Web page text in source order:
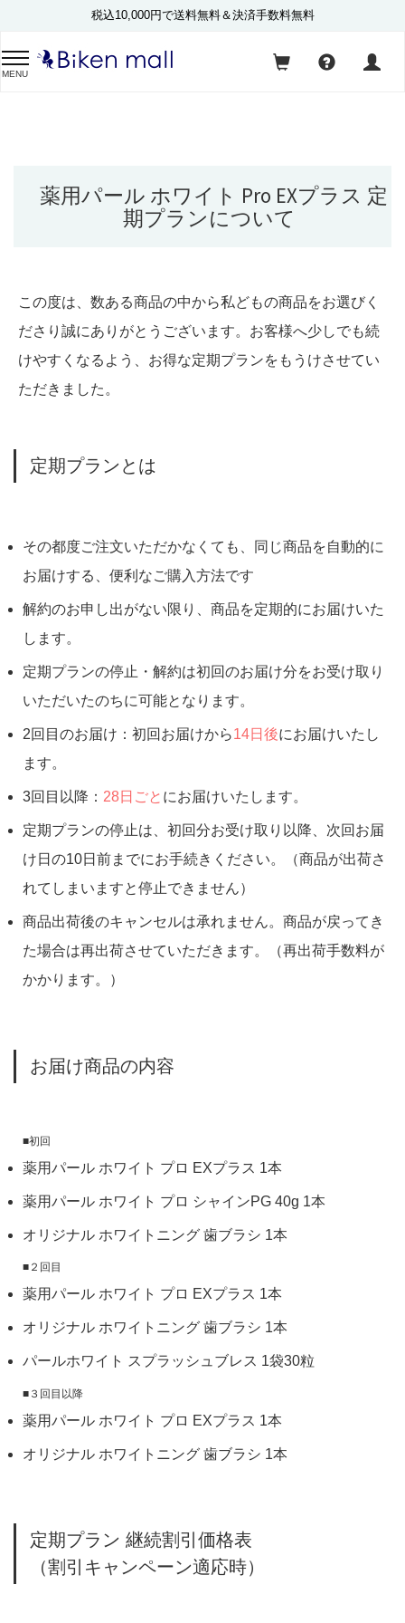
税込10,000円で送料無料＆決済手数料無料
MENU
薬用パール ホワイト Pro EXプラス 定
期プランについて
この度は、数ある商品の中から私どもの商品をお選びく
ださり誠にありがとうございます。お客様へ少しでも続
けやすくなるよう、お得な定期プランをもうけさせてい
ただきました。
定期プランとは
その都度ご注文いただかなくても、同じ商品を自動的に
お届けする、便利なご購入方法です
解約のお申し出がない限り、商品を定期的にお届けいた
します。
定期プランの停止・解約は初回のお届け分をお受け取り
いただいたのちに可能となります。
2回目のお届け：初回お届けから14日後にお届けいたし
ます。
3回目以降： 28日ごと にお届けいたします。
定期プランの停止は、初回分お受け取り以降、次回お届
け日の10日前までにお手続きください。（商品が出荷さ
れてしまいますと停止できません）
商品出荷後のキャンセルは承れません。商品が戻ってき
た場合は再出荷させていただきます。（再出荷手数料が
かかります。）
お届け商品の内容
■初回
薬用パール ホワイト プロ EXプラス 1本
薬用パール ホワイト プロ シャインPG 40g 1本
オリジナル ホワイトニング 歯ブラシ 1本
■２回目
薬用パール ホワイト プロ EXプラス 1本
オリジナル ホワイトニング 歯ブラシ 1本
パールホワイト スプラッシュブレス 1袋30粒
■３回目以降
薬用パール ホワイト プロ EXプラス 1本
オリジナル ホワイトニング 歯ブラシ 1本
定期プラン 継続割引価格表
（割引キャンペーン適応時）